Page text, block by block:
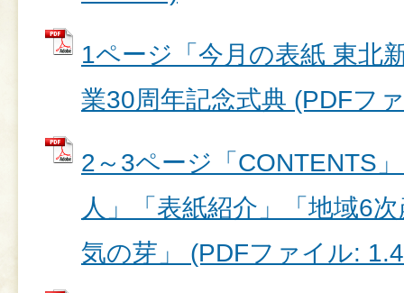
1ページ「今月の表紙 東北
業30周年記念式典 (PDFフ
2～3ページ「CONTENTS
人」「表紙紹介」「地域6
気の芽」 (PDFファイル: